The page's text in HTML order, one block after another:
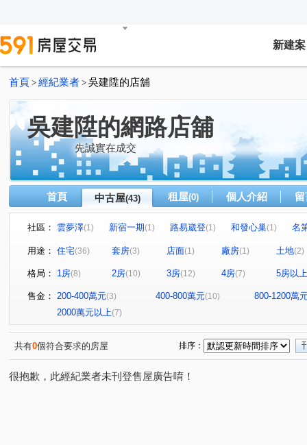
新建案
首頁 > 經紀業者 > 吳建陞的店舖
吳建陞的網路店舖
先誠實在成交
首頁 中古屋(43) 租屋(0) 個人介紹
社區： 雲夢澤(1) 新宿一期(1) 路易崴登(1) 和發心巢(1)
名
建國學苑
新潤幸福莊園(1) (1) 愛上杜拜 (1)
小富翁大學城
(1) 樂購市 (1) 歐悅NO.7(1) 臻愛加州(1)
天河大樓(1) 鴻築新巴黎(1) 新捷市(1) 陸光五村EFG區
昭揚天賦(1) 銘傳學苑
龍昌路(1) 環北路(1) 龍和二街(1) 龍城新村(1)
成章
建國路(1) 國信街 (1) 長春五路(1)
領航
向上路七段(1) 永安路(1) 華隆街(1) 賦梅路(1)
民享
永信路(1) 民族路(1) 元化路 (1)
用途： 住宅(36) 套房(3) 店面(1) 廠房(1) 土地(2)
格局： 1房(8) 2房(10) 3房(12) 4房(7) 5房以上
售金： 200-400萬元(3) 400-800萬元(10)
800-1200萬
2000萬元以上(7)
共有0個符合要求的房屋 排序：
很抱歉，此經紀業者未刊登售屋廣告唷！